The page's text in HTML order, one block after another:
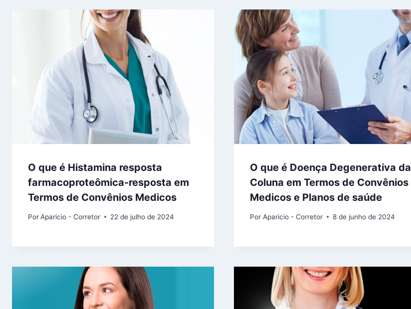
O que é Histamina resposta
farmacoproteômica-resposta em
Termos de Convênios Medicos
PorAparicio - Corretor 22 de julho de 2024
O que é Doença Degenerativa da
Coluna em Termos de Convênios
Medicos e Planos de saúde
Por Aparicio - Corretor 8 de junho de 2024